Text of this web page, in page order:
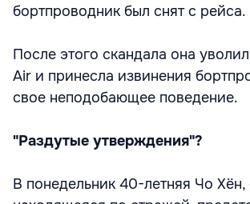
бортпроводник был снят с рейса.
После этого скандала она
Air и принесла извинения
свое неподобающее поведение.
"Раздутые утверждения"?
В понедельник 40-летняя Чо